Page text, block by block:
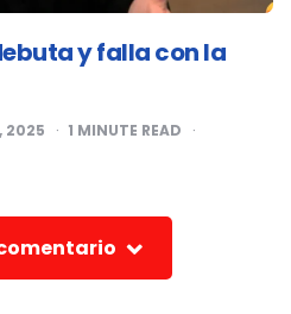
y falla con la
2025 1 MINUTE READ